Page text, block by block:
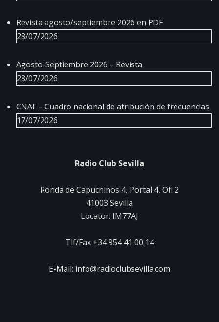
Revista agosto/septiembre 2026 en PDF
28/07/2026
Agosto-Septiembre 2026 – Revista
28/07/2026
CNAF – Cuadro nacional de atribución de frecuencias
17/07/2026
Radio Club Sevilla
Ronda de Capuchinos 4, Portal 4, Ofi 2
41003 Sevilla
Locator: IM77AJ
Tlf/Fax +34 954 41 00 14
E-Mail: info@radioclubsevilla.com